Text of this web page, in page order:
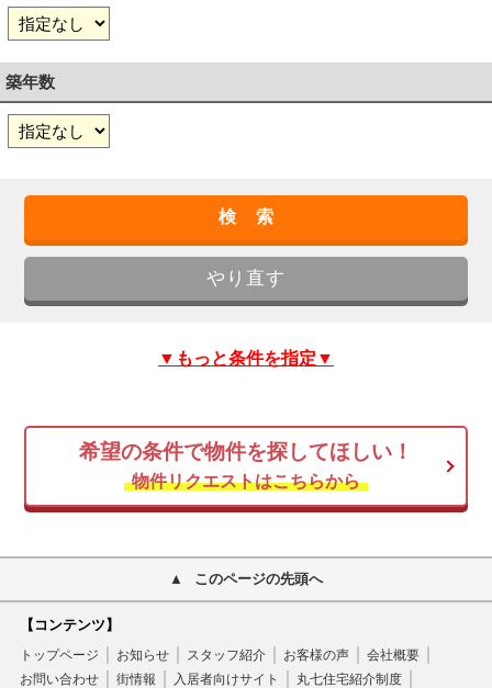
築年数
▼もっと条件を指定▼
希望の条件で物件を探してほしい！
物件リクエストはこちらから
このページの先頭へ
【コンテンツ】
トップページ お知らせ スタッフ紹介 お客様の声
会社概要
お問い合わせ
街情報 入居者向けサイト 丸七住宅紹介制度